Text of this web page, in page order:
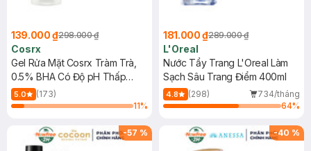
139.000 ₫298.000 ₫
Cosrx
Gel Rửa Mặt Cosrx Tràm Trà,
0.5% BHA Có Độ pH Thấp
150ml
5.0
(173)
11%
181.000 ₫289.000 ₫
L'Oreal
Nước Tẩy Trang L'Oreal Làm
Sạch Sâu Trang Điểm 400ml
4.8 (298)
734/tháng
64%
-57 % -40 %